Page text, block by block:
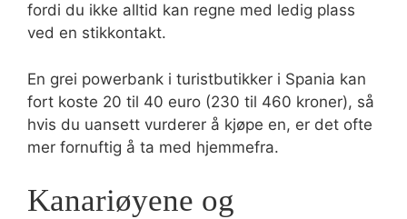
fordi du ikke alltid kan regne med ledig plass
ved en stikkontakt.
En grei powerbank i turistbutikker i Spania kan
fort koste 20 til 40 euro (230 til 460 kroner), så
hvis du uansett vurderer å kjøpe en, er det ofte
mer fornuftig å ta med hjemmefra.
Kanariøyene og